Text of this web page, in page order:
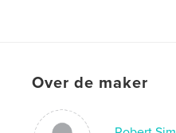
Over de maker